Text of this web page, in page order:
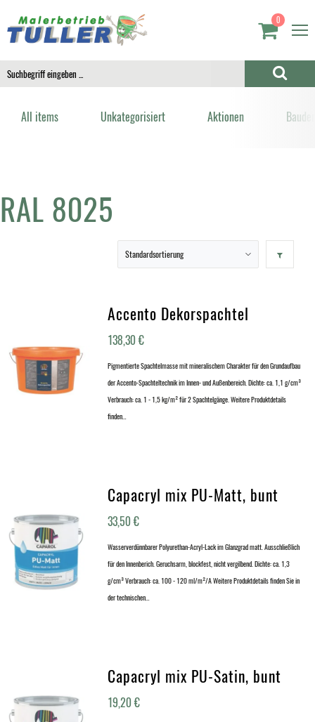
0
All items Unkategorisiert Aktionen
RAL 8025
Accento Dekorspachtel
138,30€
Pigmentierte Spachtelmasse mit mineralischem Charakter für den Grundaufbau
der Accento-Spachteltechnik im Innen- und Außenbereich. Dichte: ca. 1,1 g/cm³
Verbrauch: ca. 1 - 1,5 kg/m² für 2 Spachtelgänge. Weitere Produktdetails
finden…
Capacryl mix PU-Matt, bunt
33,50€
Wasserverdünnbarer Polyurethan-Acryl-Lack im Glanzgrad matt. Ausschließlich
für den Innenberich. Geruchsarm, blockfest, nicht vergilbend. Dichte: ca. 1,3
g/cm³ Verbrauch: ca. 100 - 120 ml/m²/A Weitere Produktdetails finden Sie in
der technischen…
Capacryl mix PU-Satin, bunt
19,20€